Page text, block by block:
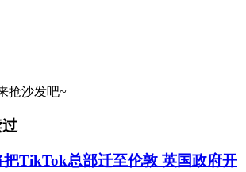
抢沙发吧~
把TikTok总部迁至伦敦 英国政府开